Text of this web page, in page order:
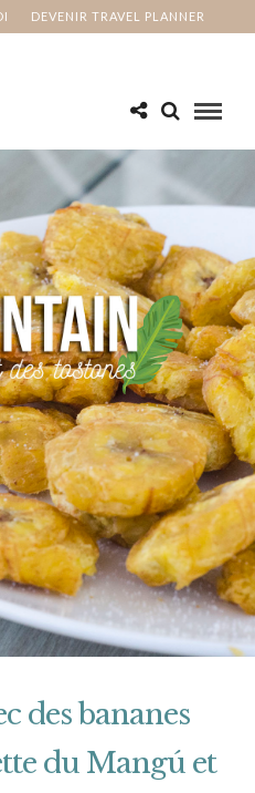
DEVENIR TRAVEL PLANNER
des bananes
du Mangú et